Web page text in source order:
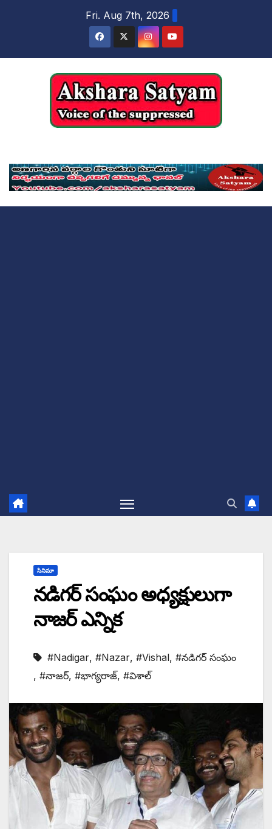
Fri. Aug 7th, 2026
సినిమా
నడిగర్ సంఘం అధ్యక్షులుగా
నాజర్ ఎన్నిక
#Nadigar, #Nazar, #Vishal, #నడిగర్ సంఘం
, #నాజర్, #భాగ్యరాజ్‌, #విశాల్‌